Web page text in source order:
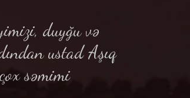
duyğu və
ustad Aşıq
səmimi